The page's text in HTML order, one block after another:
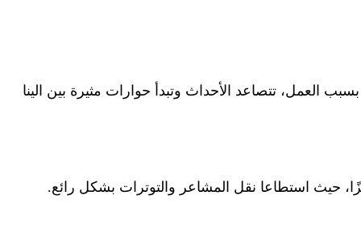
العمل، تتصاعد الأحداث وتبدأ حوارات مثيرة بين الينا
حيث استطاعا نقل المشاعر والتوترات بشكل رائع.